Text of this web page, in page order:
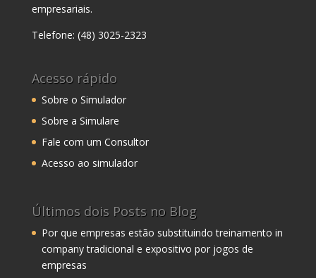
empresariais.
Telefone: (48) 3025-2323
Acesso rápido
Sobre o Simulador
Sobre a Simulare
Fale com um Consultor
Acesso ao simulador
Últimos dois Posts no Blog
Por que empresas estão substituindo treinamento in
company tradicional e expositivo por jogos de
empresas